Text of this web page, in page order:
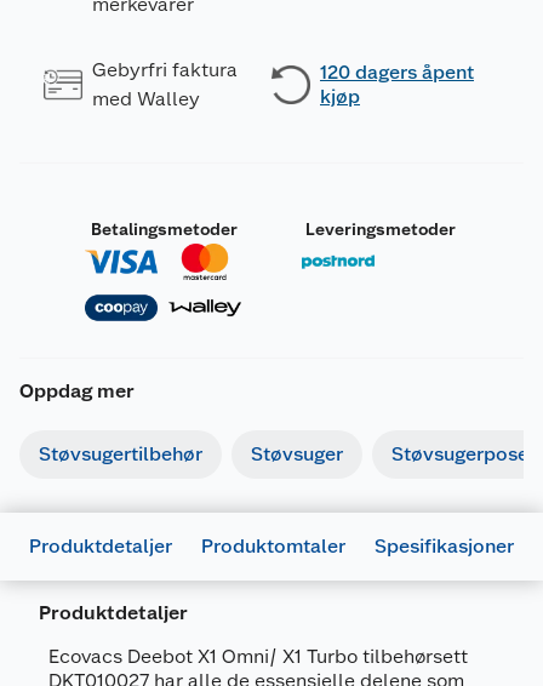
Gebyrfri faktura
med Walley
120 dagers åpent
kjøp
Betalingsmetoder Leveringsmetoder
Oppdag mer
Støvsugertilbehør Støvsuger Støvsugerposer
Produktdetaljer Produktomtaler Spesifikasjoner
Produktdetaljer
Ecovacs Deebot X1 Omni/ X1 Turbo tilbehørsett
DKT010027 har alle de essensielle delene som